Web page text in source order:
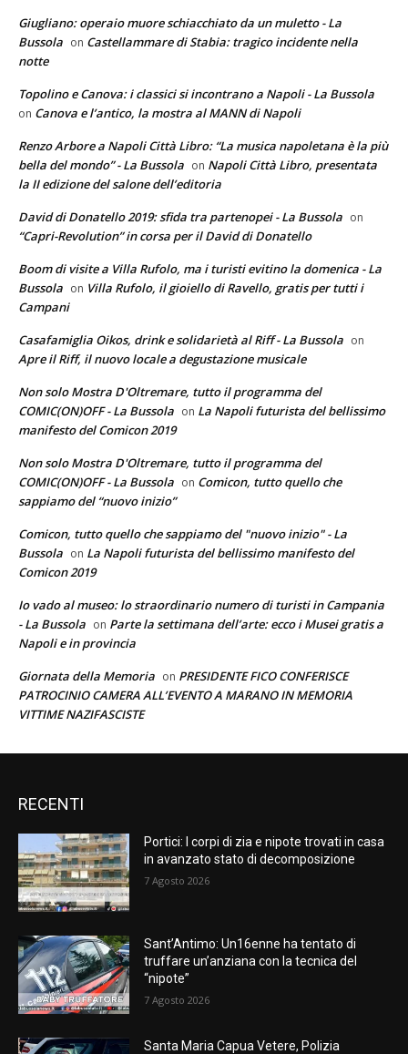
Giugliano: operaio muore schiacchiato da un muletto - La
Bussola on Castellammare di Stabia: tragico incidente nella
notte
Topolino e Canova: i classici si incontrano a Napoli - La Bussola
on Canova e l’antico, la mostra al MANN di Napoli
Renzo Arbore a Napoli Città Libro: “La musica napoletana è la più
bella del mondo” - La Bussola on Napoli Città Libro, presentata
la II edizione del salone dell’editoria
David di Donatello 2019: sfida tra partenopei - La Bussola on
“Capri-Revolution” in corsa per il David di Donatello
Boom di visite a Villa Rufolo, ma i turisti evitino la domenica - La
Bussola on Villa Rufolo, il gioiello di Ravello, gratis per tutti i
Campani
Casafamiglia Oikos, drink e solidarietà al Riff - La Bussola on
Apre il Riff, il nuovo locale a degustazione musicale
Non solo Mostra D'Oltremare, tutto il programma del
COMIC(ON)OFF - La Bussola on La Napoli futurista del bellissimo
manifesto del Comicon 2019
Non solo Mostra D'Oltremare, tutto il programma del
COMIC(ON)OFF - La Bussola on Comicon, tutto quello che
sappiamo del “nuovo inizio”
Comicon, tutto quello che sappiamo del "nuovo inizio" - La
Bussola on La Napoli futurista del bellissimo manifesto del
Comicon 2019
Io vado al museo: lo straordinario numero di turisti in Campania
- La Bussola on Parte la settimana dell’arte: ecco i Musei gratis a
Napoli e in provincia
Giornata della Memoria on PRESIDENTE FICO CONFERISCE
PATROCINIO CAMERA ALL’EVENTO A MARANO IN MEMORIA
VITTIME NAZIFASCISTE
RECENTI
Portici: I corpi di zia e nipote trovati in casa
in avanzato stato di decomposizione
7 Agosto 2026
Sant’Antimo: Un16enne ha tentato di
truffare un’anziana con la tecnica del
“nipote”
7 Agosto 2026
Santa Maria Capua Vetere, Polizia